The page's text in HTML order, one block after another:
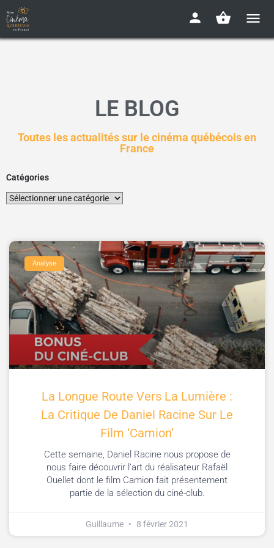
LE BLOG
Toutes les actualités sur le cinéma québécois en
France
Catégories
Analyse
La Longue Route Vers La Lumière :
La Critique De Daniel Racine Sur Le
Film ‘Camion’
Cette semaine, Daniel Racine nous propose de
nous faire découvrir l’art du réalisateur Rafaël
Ouellet dont le film Camion fait présentement
partie de la sélection du ciné-club.
Guillaume 8 février 2021